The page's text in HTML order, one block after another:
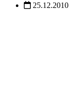
25.12.2010